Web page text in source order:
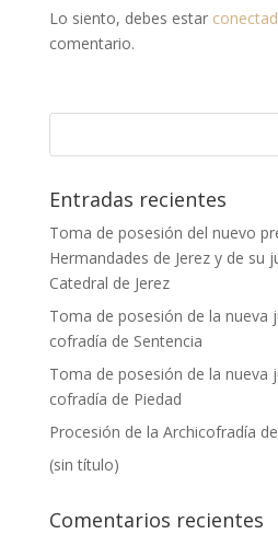
Lo siento, debes estar
comentario.
Entradas recientes
Toma de posesión del nuevo
Hermandades de Jerez y de su
Catedral de Jerez
Toma de posesión de la nueva
cofradía de Sentencia
Toma de posesión de la nueva
cofradía de Piedad
Procesión de la Archicofradía
(sin título)
Comentarios recientes